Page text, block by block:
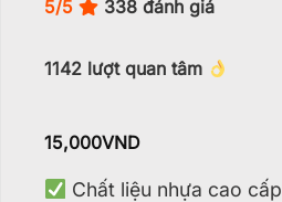
5/5 338 đánh giá
1142 lượt quan tâm
15,000VND
Chất liệu nhựa cao cấp